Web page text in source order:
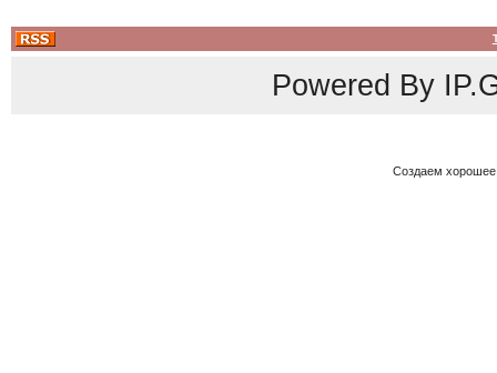
Powered By
Создаем